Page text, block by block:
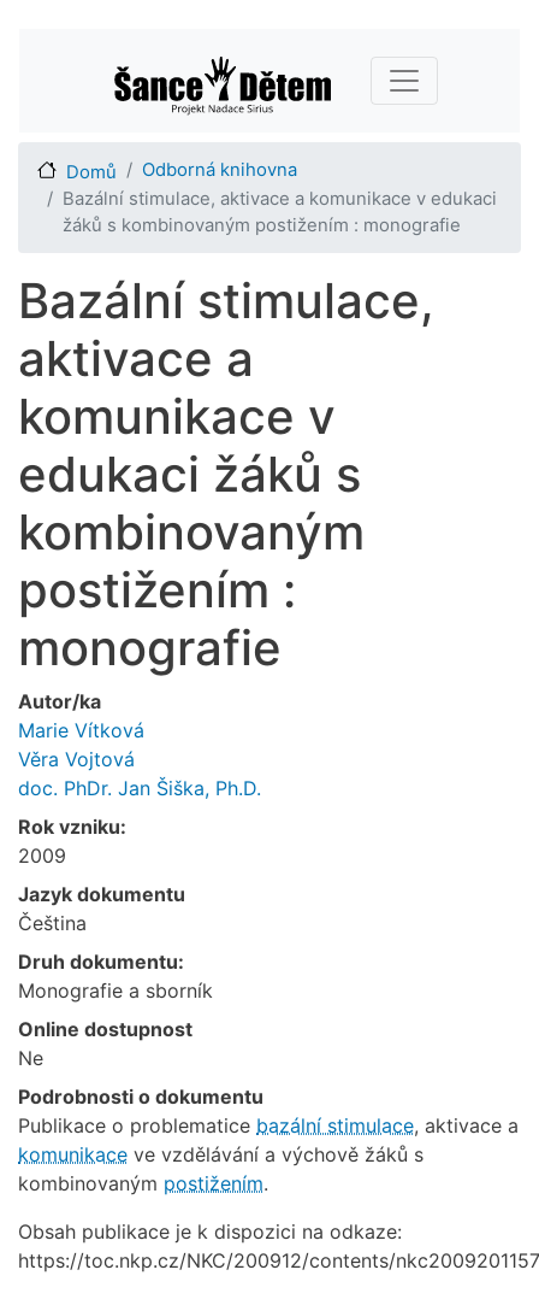
hlavnímu
obsahu
Main navigation
Domů
Odborná knihovna
Bazální stimulace, aktivace a komunikace v edukaci
žáků s kombinovaným postižením : monografie
Bazální stimulace,
aktivace a
komunikace v
edukaci žáků s
kombinovaným
postižením :
monografie
Autor/ka
Marie Vítková
Věra Vojtová
doc. PhDr. Jan Šiška, Ph.D.
Rok vzniku:
2009
Jazyk dokumentu
Čeština
Druh dokumentu:
Monografie a sborník
Online dostupnost
Ne
Podrobnosti o dokumentu
Publikace o problematice bazální stimulace, aktivace a
komunikace ve vzdělávání a výchově žáků s
kombinovaným postižením.
Obsah publikace je k dispozici na odkaze:
https://toc.nkp.cz/NKC/200912/contents/